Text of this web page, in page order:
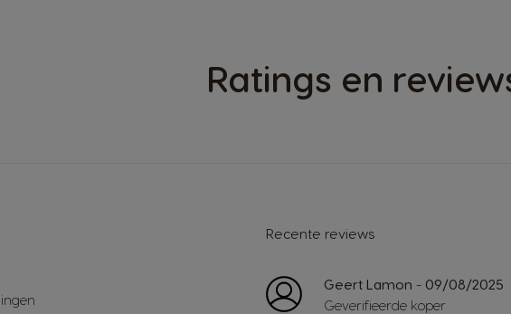
Ratings en
Recente reviews
Geert Lamon - 09/08/2025
Geverifieerde koper